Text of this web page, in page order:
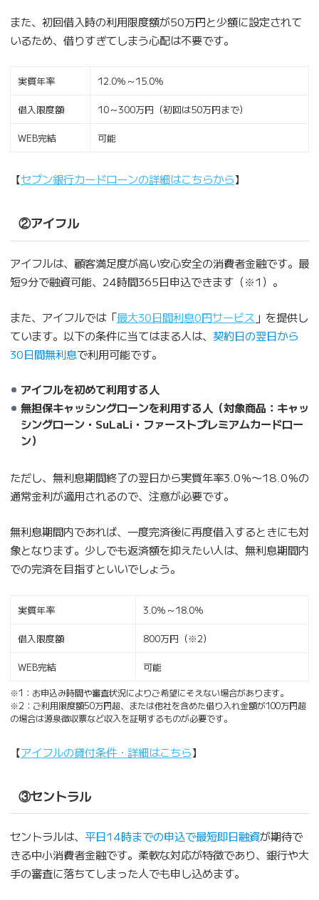
また、初回借入時の利用限度額が50万円と少額に設定されて
いるため、借りすぎてしまう心配は不要です。
実質年率 12.0％～15.0％
借入限度額 10～300万円（初回は50万円まで）
WEB完結 可能
【セブン銀行カードローンの詳細はこちらから】
②アイフル
アイフルは、顧客満足度が高い安心安全の消費者金融です。最
短9分で融資可能、24時間365日申込できます（※1）。
また、アイフルでは「最大30日間利息0円サービス 」を提供し
ています。以下の条件に当てはまる人は、 契約日の翌日から
30日間無利息で利用可能です。
アイフルを初めて利用する人
無担保キャッシングローンを利用する人（対象商品：キャッ
シングローン・SuLaLi・ファーストプレミアムカードロー
ン）
ただし、無利息期間終了の翌日から実質年率3.0％〜18.0％の
通常金利が適用されるので、注意が必要です。
無利息期間内であれば、一度完済後に再度借入するときにも対
象となります。少しでも返済額を抑えたい人は、無利息期間内
での完済を目指すといいでしょう。
実質年率 3.0％～18.0％
借入限度額 800万円（※2）
WEB完結 可能
※1：お申込み時間や審査状況によりご希望にそえない場合があります。
※2：ご利用限度額50万円超、または他社を含めた借り入れ金額が100万円超
の場合は源泉徴収票など収入を証明するものが必要です。
【アイフルの貸付条件・詳細はこちら】
③セントラル
セントラルは、 平日14時までの申込で最短即日融資が期待で
きる中小消費者金融です。柔軟な対応が特徴であり、銀行や大
手の審査に落ちてしまった人でも申し込めます。